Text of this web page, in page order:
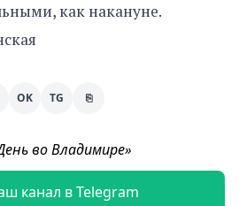
как накануне.
OK TG ⎘
во Владимире»
канал в Telegram